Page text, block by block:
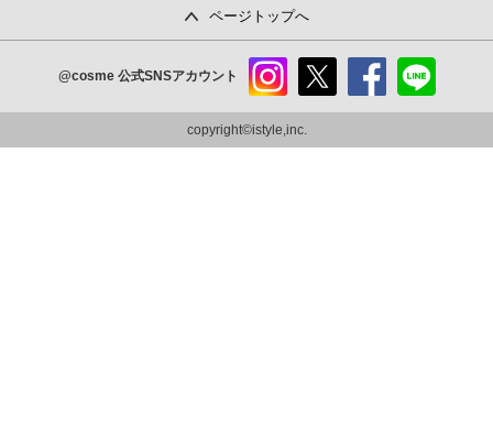
ページトップへ
@cosme 公式SNSアカウント
ram
copyright©istyle,inc.